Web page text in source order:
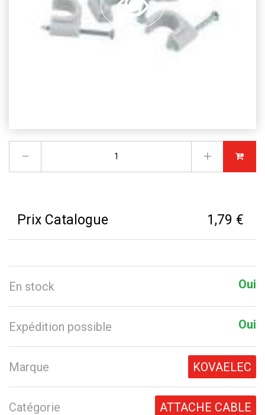
Prix Catalogue 1,79 €
En stock Oui
Expédition possible Oui
Marque KOVAELEC
Catégorie ATTACHE CABLE